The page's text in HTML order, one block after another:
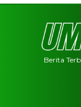
Berita